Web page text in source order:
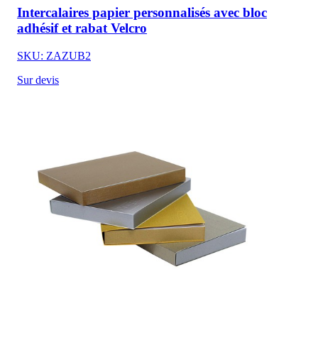
Intercalaires papier personnalisés avec bloc
adhésif et rabat Velcro
SKU: ZAZUB2
Sur devis